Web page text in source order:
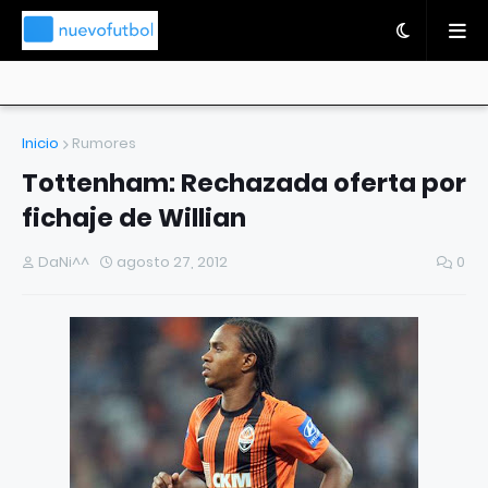
Inicio Rumores
Tottenham: Rechazada oferta por
fichaje de Willian
DaNi^^ agosto 27, 2012 0